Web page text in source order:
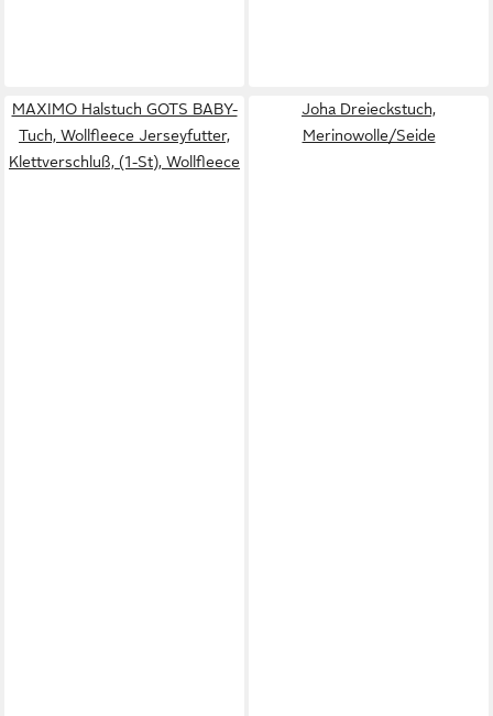
MAXIMO Halstuch GOTS BABY-
Tuch, Wollfleece Jerseyfutter,
Klettverschluß, (1-St), Wollfleece
Joha Dreieckstuch,
Merinowolle/Seide